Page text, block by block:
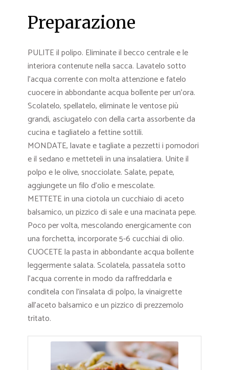
Preparazione
PULITE il polipo. Eliminate il becco centrale e le
interiora contenute nella sacca. Lavatelo sotto
l’acqua corrente con molta attenzione e fatelo
cuocere in abbondante acqua bollente per un’ora.
Scolatelo, spellatelo, eliminate le ventose più
grandi, asciugatelo con della carta assorbente da
cucina e tagliatelo a fettine sottili.
MONDATE, lavate e tagliate a pezzetti i pomodori
e il sedano e metteteli in una insalatiera. Unite il
polpo e le olive, snocciolate. Salate, pepate,
aggiungete un filo d’olio e mescolate.
METTETE in una ciotola un cucchiaio di aceto
balsamico, un pizzico di sale e una macinata pepe.
Poco per volta, mescolando energicamente con
una forchetta, incorporate 5-6 cucchiai di olio.
CUOCETE la pasta in abbondante acqua bollente
leggermente salata. Scolatela, passatela sotto
l’acqua corrente in modo da raffreddarla e
conditela con l’insalata di polpo, la vinaigrette
all’aceto balsamico e un pizzico di prezzemolo
tritato.